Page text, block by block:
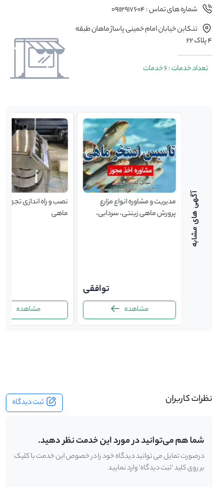
شماره های تماس : 09112917604
تنکابن خیابان امام خمینی پاساژ ماهان طبقه
4 پلاک 22
تعداد خدمات : 6 خدمات
مدیریت و مشاوره انواع مزارع
پرورش ماهی زینتی، سردابی،
توافقی
مشاهده
نصب و راه اندازی
ماهی
مشاهده
نظرات کاربران ثبت دیدگاه
شما هم می‌توانید در مورد این خدمت نظر دهید.
درصورت تمایل می توانید دیدگاه خود را در خصوص این خدمت با کلیک
بر روی کلید 'ثبت دیدگاه' وارد نمایید